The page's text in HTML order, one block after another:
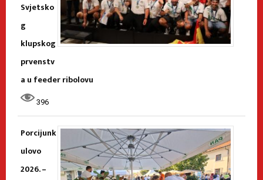
Svjetsko
g
klupskog
prvenstv
a u feeder ribolovu
396
Porcijunk
ulovo
2026. –